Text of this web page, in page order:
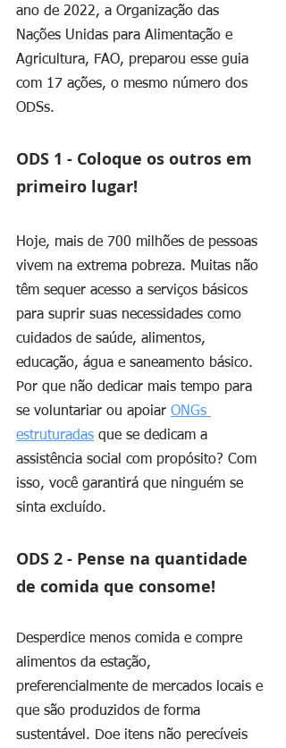
ano de 2022, a Organização das
Nações Unidas para Alimentação e
Agricultura, FAO, preparou esse guia
com 17 ações, o mesmo número dos
ODSs.
ODS 1 - Coloque os outros em
primeiro lugar!
Hoje, mais de 700 milhões de pessoas
vivem na extrema pobreza. Muitas não
têm sequer acesso a serviços básicos
para suprir suas necessidades como
cuidados de saúde, alimentos,
educação, água e saneamento básico.
Por que não dedicar mais tempo para
se voluntariar ou apoiar ONGs
estruturadas que se dedicam a
assistência social com propósito? Com
isso, você garantirá que ninguém se
sinta excluído.
ODS 2 - Pense na quantidade
de comida que consome!
Desperdice menos comida e compre
alimentos da estação,
preferencialmente de mercados locais e
que são produzidos de forma
sustentável. Doe itens não perecíveis